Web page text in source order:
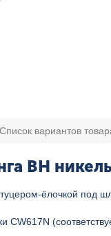
Список вариантов
ВН
ёлочкой под
CW617N